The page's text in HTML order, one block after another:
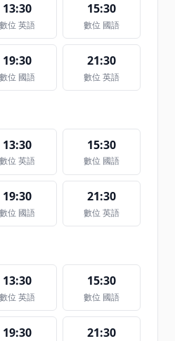
13:30
數位 英語
15:30
數位 國語
19:30
數位 國語
21:30
數位 英語
13:30
數位 英語
15:30
數位 國語
19:30
數位 國語
21:30
數位 英語
13:30
數位 英語
15:30
數位 國語
19:30 21:30